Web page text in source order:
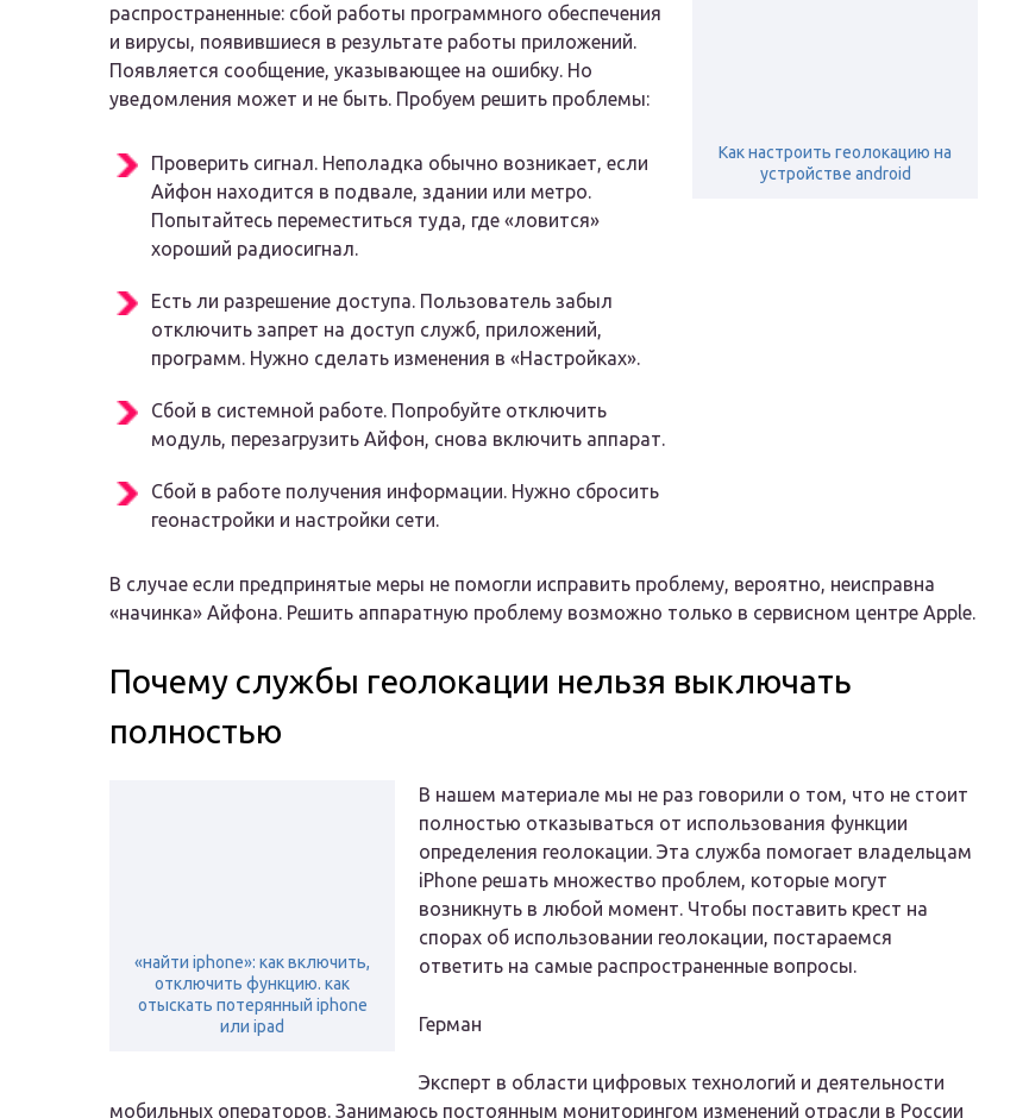
Как настроить геолокацию на
устройстве android
распространенные: сбой работы программного обеспечения
и вирусы, появившиеся в результате работы приложений.
Появляется сообщение, указывающее на ошибку. Но
уведомления может и не быть. Пробуем решить проблемы:
Проверить сигнал. Неполадка обычно возникает, если
Айфон находится в подвале, здании или метро.
Попытайтесь переместиться туда, где «ловится»
хороший радиосигнал.
Есть ли разрешение доступа. Пользователь забыл
отключить запрет на доступ служб, приложений,
программ. Нужно сделать изменения в «Настройках».
Сбой в системной работе. Попробуйте отключить
модуль, перезагрузить Айфон, снова включить аппарат.
Сбой в работе получения информации. Нужно сбросить
геонастройки и настройки сети.
В случае если предпринятые меры не помогли исправить проблему, вероятно, неисправна
«начинка» Айфона. Решить аппаратную проблему возможно только в сервисном центре Apple.
Почему службы геолокации нельзя выключать
полностью
«найти iphone»: как включить,
отключить функцию. как
отыскать потерянный iphone
или ipad
В нашем материале мы не раз говорили о том, что не стоит
полностью отказываться от использования функции
определения геолокации. Эта служба помогает владельцам
iPhone решать множество проблем, которые могут
возникнуть в любой момент. Чтобы поставить крест на
спорах об использовании геолокации, постараемся
ответить на самые распространенные вопросы.
Герман
Эксперт в области цифровых технологий и деятельности
мобильных операторов. Занимаюсь постоянным мониторингом изменений отрасли в России